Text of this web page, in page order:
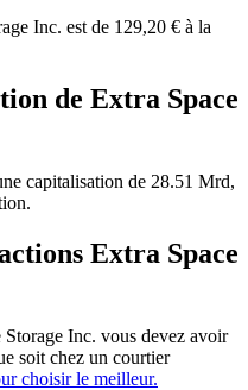
Inc. est de 129,20 € à la
de Extra Space
capitalisation de 28.51 Mrd,
Extra Space
Storage Inc. vous devez avoir
soit chez un courtier
choisir le meilleur.